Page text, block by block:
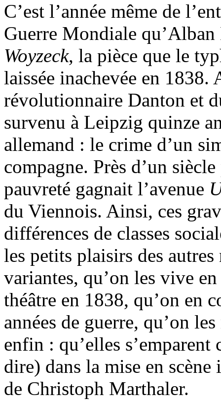
C’est l’année même de
Guerre Mondiale
Woyzeck, la pièce que le
laissée inachevée en 1838.
révolutionnaire Danton et
survenu à Leipzig quinze
allemand : le crime d’un
compagne. Près d’un
pauvreté gagnait l’avenue
du Viennois. Ainsi, ces
différences de classes
les petits plaisirs des
variantes, qu’on les vive
théâtre en 1838, qu’on en
années de guerre, qu’on
enfin : qu’elles
dire) dans la mise en
de Christoph Marthaler.